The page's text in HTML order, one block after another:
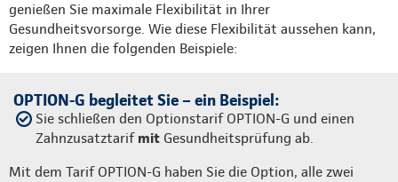
genießen Sie maximale Flexibilität in Ihrer
Gesundheitsvorsorge. Wie diese Flexibilität aussehen kann,
zeigen Ihnen die folgenden Beispiele:
OPTION-G begleitet Sie – ein Beispiel:
Sie schließen den Optionstarif OPTION-G und einen
Zahnzusatztarif mit Gesundheitsprüfung ab.
Mit dem Tarif OPTION-G haben Sie die Option, alle zwei